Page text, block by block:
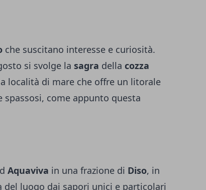
che suscitano interesse e curiosità.
si svolge la sagra della cozza
località di mare che offre un litorale
come appunto questa
Aquaviva in una frazione di Diso, in
del luogo dai sapori unici e particolari